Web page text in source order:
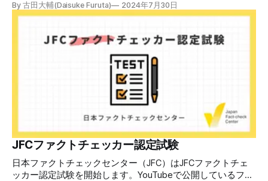
ファクトチェックやメディアリテラシーの知識を学ぶことが
の日本での影響を調べた2万人調査の紹介や、間違った情報
を信じてしまう背景にある人間のバイアス、大規模に拡散す
るSNSアルゴリズムなどを解説しています。 実践編では、画
像や動画や生成AIなど、偽・誤情報をどのように検証したら
良いかをJFCが検証してきた事例から具体的に学びます。
JFCファクトチェッカー認定試験を開始 2024年7月29日か
ら、これらの内容について習熟度を確認するJFCファクトチ
ェッカー認定試験を開始します。誰でもいつでも受験可能で
す（2024年度中は受験料1000円、2025年度から2000円）。
合格者には様々な技能をデジタル証明するオープンバッジ・
ネットワークを活用して、JFCファクトチェッカーの認定証
を発行します。 JFCファクトチェッカー認定試験
By 古田大輔(Daisuke Furuta) 2024年7月30日
JFCファクトチェッカー認定試験
日本ファクトチェックセンター（JFC）はJFCファクトチェ
ッカー認定試験を開始します。YouTubeで公開しているファ